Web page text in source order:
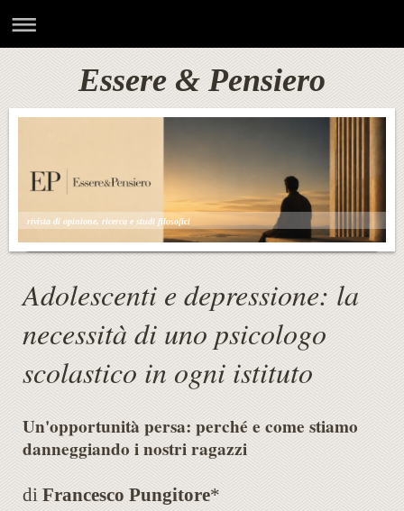
Essere & Pensiero
rivista di opinione, ricerca e studi filosofici
Adolescenti e depressione: la
necessità di uno psicologo
scolastico in ogni istituto
Un'opportunità persa: perché e come stiamo
danneggiando i nostri ragazzi
di Francesco Pungitore*